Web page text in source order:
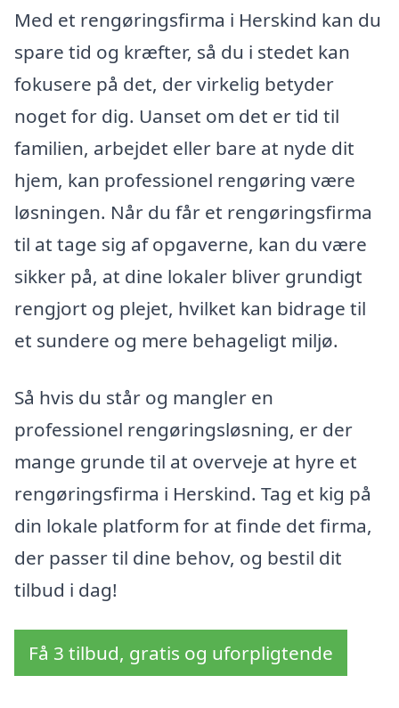
Med et rengøringsfirma i Herskind kan du
spare tid og kræfter, så du i stedet kan
fokusere på det, der virkelig betyder
noget for dig. Uanset om det er tid til
familien, arbejdet eller bare at nyde dit
hjem, kan professionel rengøring være
løsningen. Når du får et rengøringsfirma
til at tage sig af opgaverne, kan du være
sikker på, at dine lokaler bliver grundigt
rengjort og plejet, hvilket kan bidrage til
et sundere og mere behageligt miljø.
Så hvis du står og mangler en
professionel rengøringsløsning, er der
mange grunde til at overveje at hyre et
rengøringsfirma i Herskind. Tag et kig på
din lokale platform for at finde det firma,
der passer til dine behov, og bestil dit
tilbud i dag!
Få 3 tilbud, gratis og uforpligtende